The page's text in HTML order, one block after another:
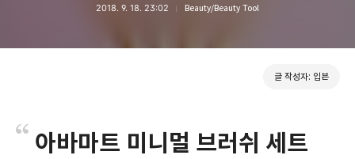
2018. 9. 18. 23:02 Beauty/Beauty Tool
글 작성자: 입븐
아바마트 미니멀 브러쉬 세트
입븐